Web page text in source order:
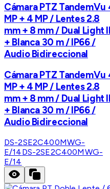
Cámara PTZ TandemVu
MP + 4 MP / Lentes 2.8
mm + 8 mm / Dual Light
+ Blanca 30 m / IP66 /
Audio Bidireccional
Cámara PTZ TandemVu
MP + 4 MP / Lentes 2.8
mm + 8 mm / Dual Light
+ Blanca 30 m / IP66 /
Audio Bidireccional
DS-2SE2C400MWG-
E/14DS-2SE2C400MWG-
E/14